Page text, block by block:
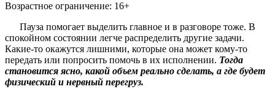
Возрастное ограничение: 16+
Пауза помогает выделить главное и в разговоре тоже. В
спокойном состоянии легче распределить другие задачи.
Какие-то окажутся лишними, которые она может кому-то
передать или попросить помочь в их исполнении. Тогда
становится ясно, какой объем реально сделать, а где будет
физический и нервный перегруз.